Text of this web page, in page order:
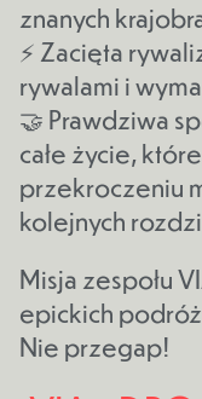
znanych
⚡ Zacięta
rywalami i
🤝 Prawdziwa
całe życie,
przekroczeniu
kolejnych
Misja zespołu
epickich
Nie przegap!